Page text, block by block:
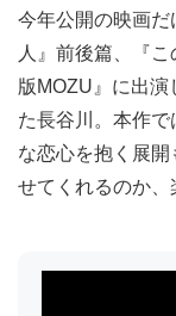
今年公開の映画
人』前後篇、『
版MOZU』に出演
た長谷川。本作
な恋心を抱く展
せてくれるのか、